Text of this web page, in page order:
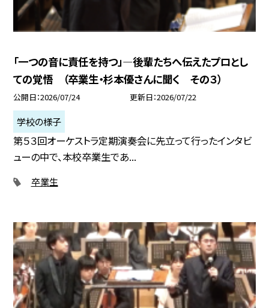
「一つの音に責任を持つ」―後輩たちへ伝えたプロとし
ての覚悟 （卒業生・杉本優さんに聞く その３）
公開日 2026/07/24 更新日 2026/07/22
学校の様子
第５３回オーケストラ定期演奏会に先立って行ったインタビ
ューの中で、本校卒業生であ...
卒業生